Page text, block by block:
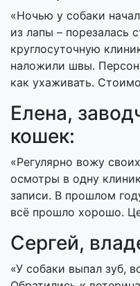
«Ночью у собаки
из лапы – порезалась
круглосуточную
наложили швы.
как ухаживать.
Елена,
кошек:
«Регулярно вожу
осмотры в одну
записи. В прошлом
всё прошло хорошо.
Сергей,
«У собаки выпал зуб,